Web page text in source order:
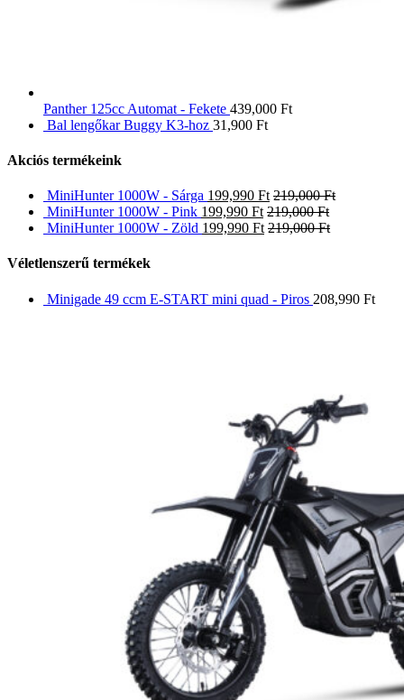
Panther 125cc Automat - Fekete 439,000 Ft
Bal lengőkar Buggy K3-hoz 31,900 Ft
Akciós termékeink
MiniHunter 1000W - Sárga 199,990 Ft 219,000Ft
MiniHunter 1000W - Pink 199,990 Ft 219,000Ft
MiniHunter 1000W - Zöld 199,990 Ft 219,000Ft
Véletlenszerű termékek
Minigade 49 ccm E-START mini quad - Piros 208,990 Ft